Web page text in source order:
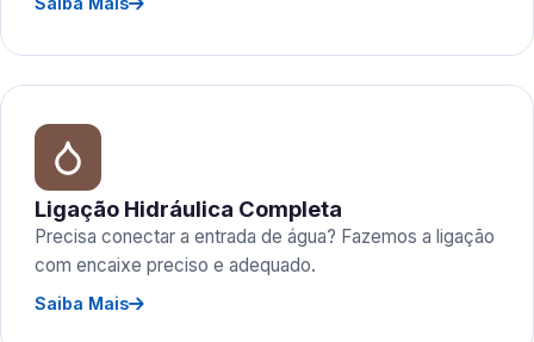
Ligação Hidráulica Completa
Precisa conectar a entrada de água? Fazemos a ligação
com encaixe preciso e adequado.
Saiba Mais